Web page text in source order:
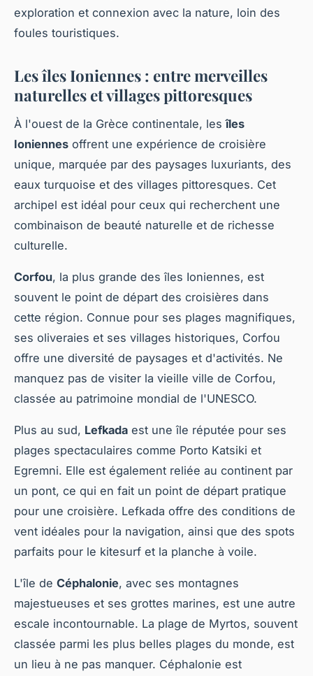
exploration et connexion avec la nature, loin des
foules touristiques.
Les îles Ioniennes : entre merveilles
naturelles et villages pittoresques
À l'ouest de la Grèce continentale, lesîles
Ioniennes offrent une expérience de croisière
unique, marquée par des paysages luxuriants, des
eaux turquoise et des villages pittoresques. Cet
archipel est idéal pour ceux qui recherchent une
combinaison de beauté naturelle et de richesse
culturelle.
Corfou, la plus grande des îles Ioniennes, est
souvent le point de départ des croisières dans
cette région. Connue pour ses plages magnifiques,
ses oliveraies et ses villages historiques, Corfou
offre une diversité de paysages et d'activités. Ne
manquez pas de visiter la vieille ville de Corfou,
classée au patrimoine mondial de l'UNESCO.
Plus au sud, Lefkada est une île réputée pour ses
plages spectaculaires comme Porto Katsiki et
Egremni. Elle est également reliée au continent par
un pont, ce qui en fait un point de départ pratique
pour une croisière. Lefkada offre des conditions de
vent idéales pour la navigation, ainsi que des spots
parfaits pour le kitesurf et la planche à voile.
L'île de Céphalonie, avec ses montagnes
majestueuses et ses grottes marines, est une autre
escale incontournable. La plage de Myrtos, souvent
classée parmi les plus belles plages du monde, est
un lieu à ne pas manquer. Céphalonie est